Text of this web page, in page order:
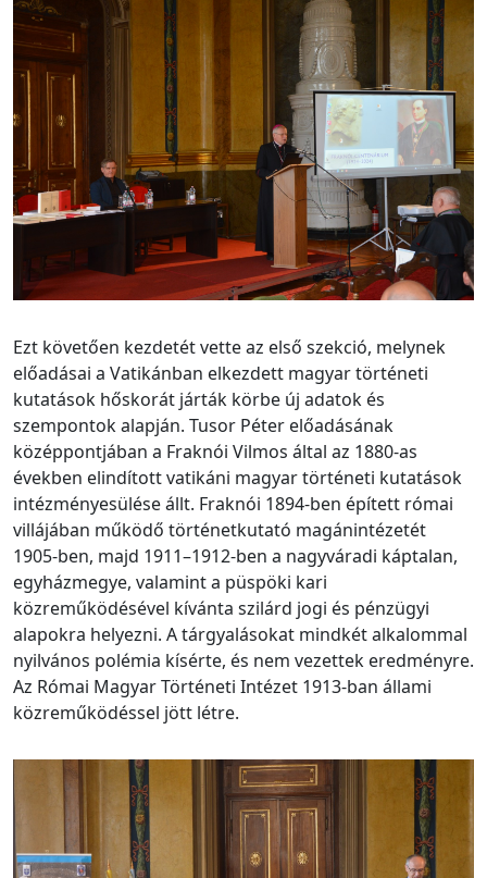
Ezt követően kezdetét vette az első szekció, melynek
előadásai a Vatikánban elkezdett magyar történeti
kutatások hőskorát járták körbe új adatok és
szempontok alapján. Tusor Péter előadásának
középpontjában a Fraknói Vilmos által az 1880-as
években elindított vatikáni magyar történeti kutatások
intézményesülése állt. Fraknói 1894-ben épített római
villájában működő történetkutató magánintézetét
1905-ben, majd 1911–1912-ben a nagyváradi káptalan,
egyházmegye, valamint a püspöki kari
közreműködésével kívánta szilárd jogi és pénzügyi
alapokra helyezni. A tárgyalásokat mindkét alkalommal
nyilvános polémia kísérte, és nem vezettek eredményre.
Az Római Magyar Történeti Intézet 1913-ban állami
közreműködéssel jött létre.